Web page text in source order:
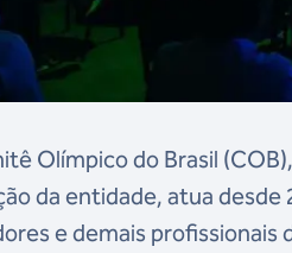
Olímpico do Brasil
da entidade, atua desde
e demais profissionais